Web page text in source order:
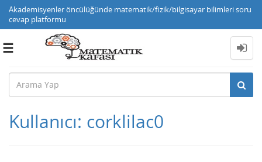
Akademisyenler öncülüğünde matematik/fizik/bilgisayar bilimleri soru
cevap platformu
Toggle
Kullanıcı: corklilac0